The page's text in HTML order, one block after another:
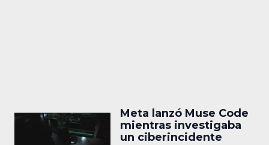
Meta lanzó Muse Code
mientras investigaba
un ciberincidente